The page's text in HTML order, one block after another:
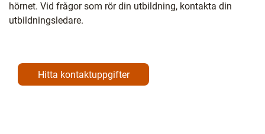
hörnet. Vid frågor som rör din utbildning, kontakta din
utbildningsledare.
Hitta kontaktuppgifter